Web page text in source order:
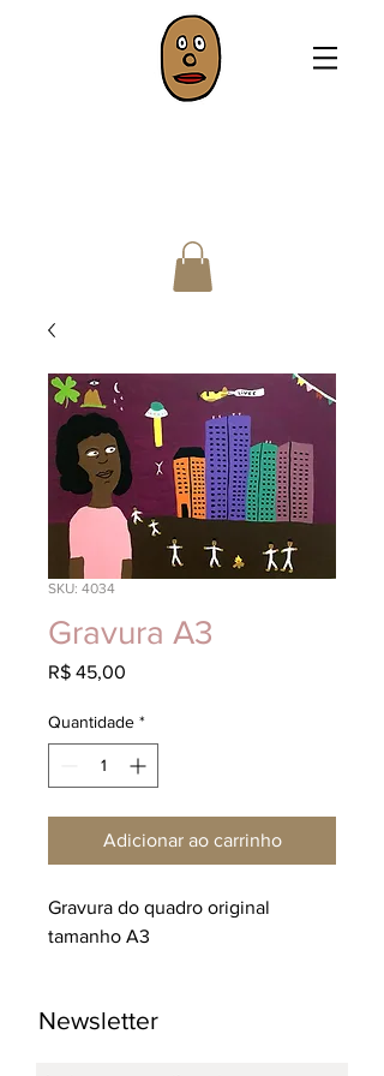
SKU: 4034
Gravura A3
R$ 45,00
Quantidade *
Adicionar ao carrinho
Gravura do quadro original
tamanho A3
Newsletter